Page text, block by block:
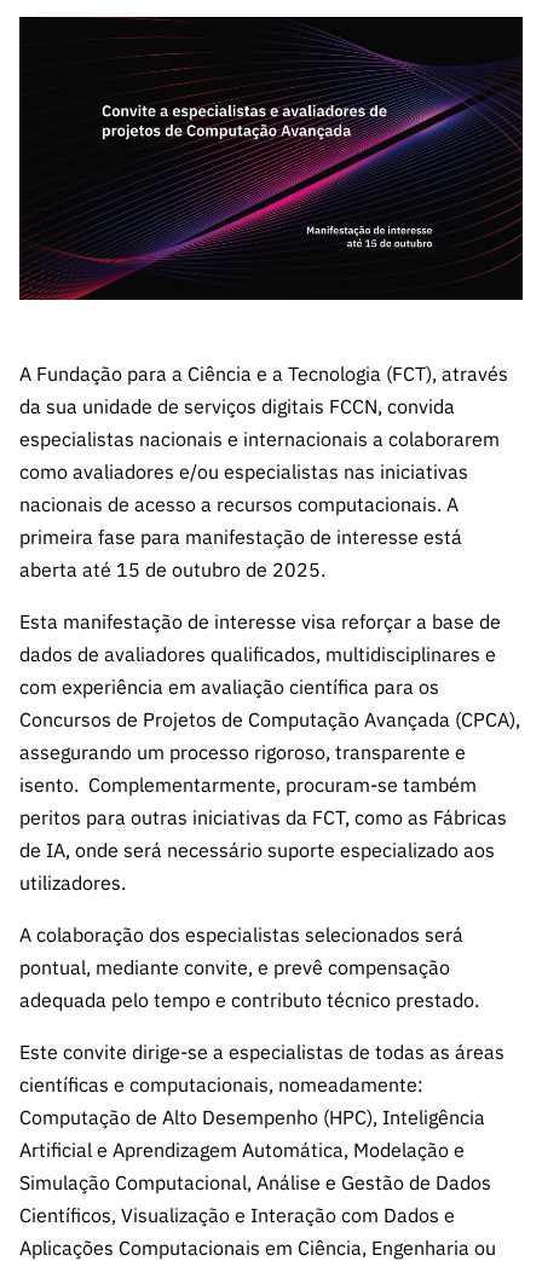
es de I&D
turas
Outros
Apoios
Infraestru
turas
Prémios
Outros
Apoios
e Informação
Acesso a dados
estatísticos para fins
científicos – Protocolo
INE/DGEEC/FCT
Newsletter
Agenda
Publicações
de Marca
Subscrever
Newsletter
Subscrever
Direct Mail
de
Concursos
FCT
Subscrever
Direct Mail
de
Concursos
Comunicado
s
Transparência
Estudos e Planeamento
Estratégico
Documentos de Gestão
Apoios Comunitários
LINKS
A FCT em
Números
Acreditaç
ão,
Certificaç
ão e
Benefícios
Fiscais
ento,
Aquisição
de
Serviços e
Parcerias
Consultas
ções de
Interesse
FCCN,
serviços
digitais da
FCT
Canais de
Denúncia
PRR –
“Ciência +
Digital” e
Capacitaç
ão”
A Fundação para a Ciência e a Tecnologia (FCT), através
da sua unidade de serviços digitais FCCN, convida
especialistas nacionais e internacionais a colaborarem
como avaliadores e/ou especialistas nas iniciativas
nacionais de acesso a recursos computacionais. A
primeira fase para manifestação de interesse está
aberta até 15 de outubro de 2025.
Esta manifestação de interesse visa reforçar a base de
dados de avaliadores qualificados, multidisciplinares e
com experiência em avaliação científica para os
Concursos de Projetos de Computação Avançada (CPCA),
assegurando um processo rigoroso, transparente e
isento. Complementarmente, procuram-se também
peritos para outras iniciativas da FCT, como as Fábricas
de IA, onde será necessário suporte especializado aos
utilizadores.
A colaboração dos especialistas selecionados será
pontual, mediante convite, e prevê compensação
adequada pelo tempo e contributo técnico prestado.
Este convite dirige-se a especialistas de todas as áreas
científicas e computacionais, nomeadamente:
Computação de Alto Desempenho (HPC), Inteligência
Artificial e Aprendizagem Automática, Modelação e
Simulação Computacional, Análise e Gestão de Dados
Científicos, Visualização e Interação com Dados e
Aplicações Computacionais em Ciência, Engenharia ou